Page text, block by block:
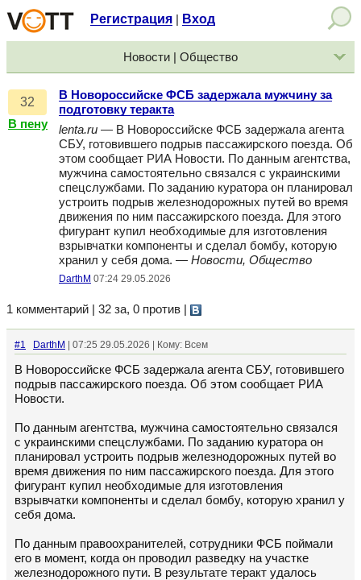
Регистрация Вход
Новости | Общество
32
В пену
В Новороссийске ФСБ задержала мужчину за
подготовку теракта
lenta.ru — В Новороссийске ФСБ задержала агента
СБУ, готовившего подрыв пассажирского поезда. Об
этом сообщает РИА Новости. По данным агентства,
мужчина самостоятельно связался с украинскими
спецслужбами. По заданию куратора он планировал
устроить подрыв железнодорожных путей во время
движения по ним пассажирского поезда. Для этого
фигурант купил необходимые для изготовления
взрывчатки компоненты и сделал бомбу, которую
хранил у себя дома. — Новости, Общество
DarthM 07:24 29.05.2026
1 комментарий | 32 за, 0 против
#1 DarthM | 07:25 29.05.2026 | Кому: Всем
В Новороссийске ФСБ задержала агента СБУ, готовившего
подрыв пассажирского поезда. Об этом сообщает РИА
Новости.
По данным агентства, мужчина самостоятельно связался
с украинскими спецслужбами. По заданию куратора он
планировал устроить подрыв железнодорожных путей во
время движения по ним пассажирского поезда. Для этого
фигурант купил необходимые для изготовления
взрывчатки компоненты и сделал бомбу, которую хранил у
себя дома.
По данным правоохранителей, сотрудники ФСБ поймали
его в момент, когда он проводил разведку на участке
железнодорожного пути. В результате теракт удалось